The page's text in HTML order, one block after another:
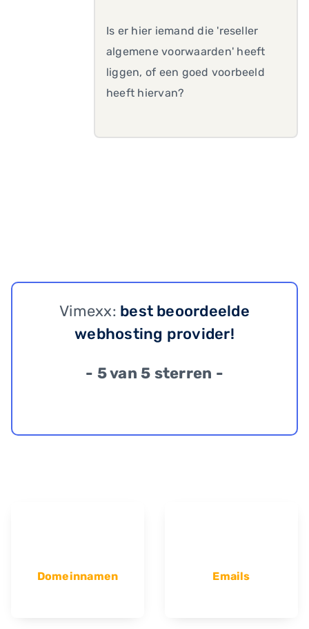
Is er hier iemand die 'reseller
algemene voorwaarden' heeft
liggen, of een goed voorbeeld
heeft hiervan?
Vimexx: best beoordeelde
webhosting provider!
- 5 van 5 sterren -
Domeinnamen Emails